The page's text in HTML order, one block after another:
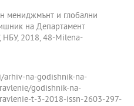
мениджмънт и глобални
на Департамент
НБУ, 2018, 48-Milena-
na-godishnik-na-
godishnik-na-
t-3-2018-issn-2603-297-